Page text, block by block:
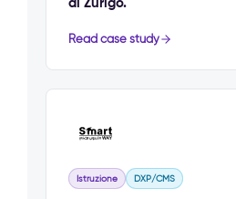
Read case study
Istruzione DXP/CMS